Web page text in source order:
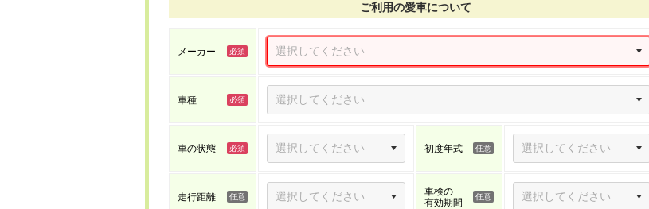
ご利用の愛車について
メーカー
車種
車の状態 初度年式
走行距離
車検の
有効期間